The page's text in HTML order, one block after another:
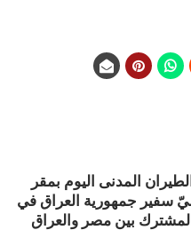
المدنى اليوم بمقر
سفير جمهورية العراق في
المشترك بين مصر والعراق